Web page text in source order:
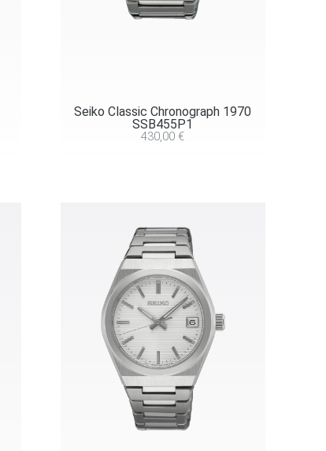
Seiko Classic Chronograph 1970
SSB455P1
430,00€